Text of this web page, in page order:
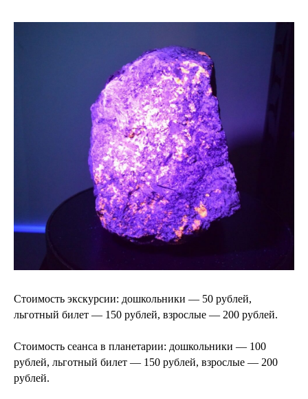
Стоимость экскурсии: дошкольники — 50 рублей,
льготный билет — 150 рублей, взрослые — 200 рублей.
Стоимость сеанса в планетарии: дошкольники — 100
рублей, льготный билет — 150 рублей, взрослые — 200
рублей.